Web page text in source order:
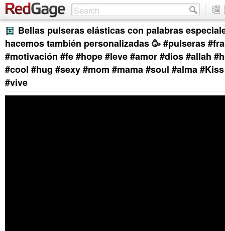
Bellas pulseras elásticas con palabras
hacemos también personalizadas 🥳 #pulseras
#motivación #fe #hope #leve #amor #dios #allah
#cool #hug #sexy #mom #mama #soul #alma
#vive